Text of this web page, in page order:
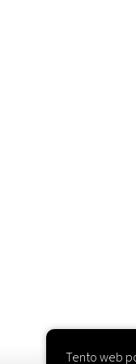
Tento web